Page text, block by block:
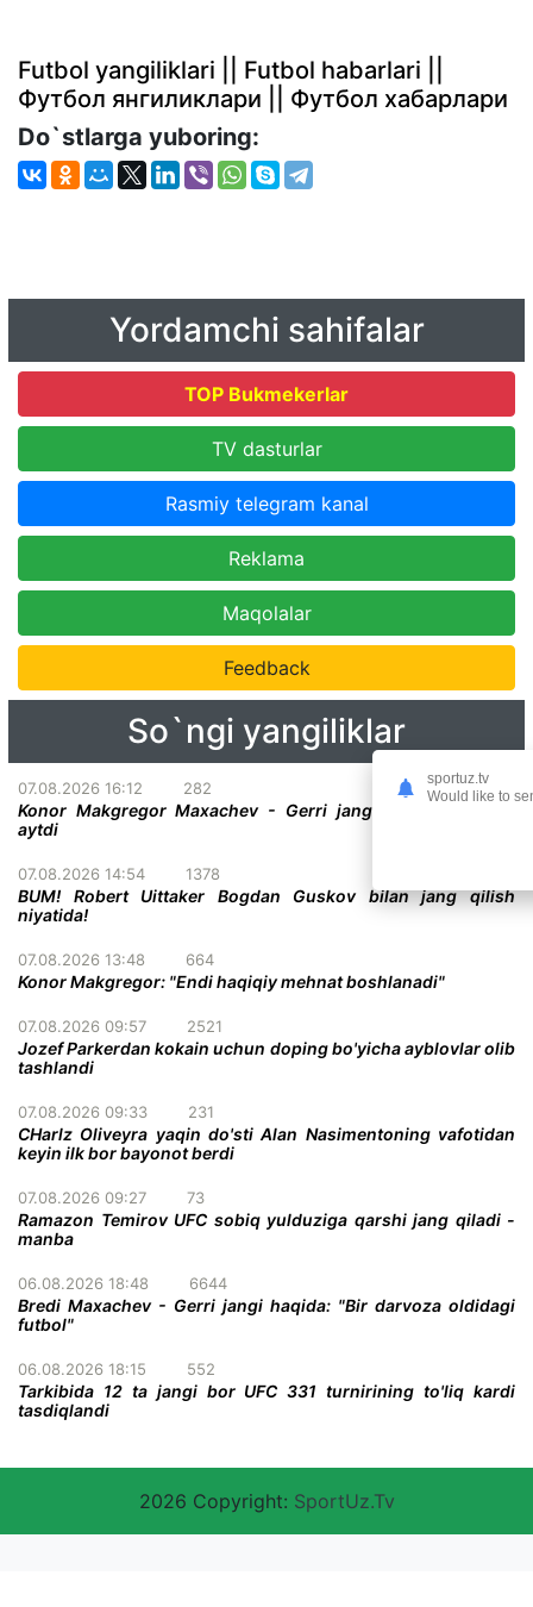
Futbol yangiliklari || Futbol habarlari ||
Футбол янгиликлари || Футбол хабарлари
Do`stlarga yuboring:
Yordamchi sahifalar
TOP Bukmekerlar
TV dasturlar
Rasmiy telegram kanal
Reklama
Maqolalar
Feedback
So`ngi yangiliklar
07.08.2026 16:12 282
Konor Makgregor Maxachev - Gerri jangiga o'z taxminini
aytdi
07.08.2026 14:54 1378
BUM! Robert Uittaker Bogdan Guskov bilan jang qilish
niyatida!
07.08.2026 13:48 664
Konor Makgregor: "Endi haqiqiy mehnat boshlanadi"
07.08.2026 09:57 2521
Jozef Parkerdan kokain uchun doping bo'yicha ayblovlar olib
tashlandi
07.08.2026 09:33 231
CHarlz Oliveyra yaqin do'sti Alan Nasimentoning vafotidan
keyin ilk bor bayonot berdi
07.08.2026 09:27 73
Ramazon Temirov UFC sobiq yulduziga qarshi jang qiladi -
manba
06.08.2026 18:48 6644
Bredi Maxachev - Gerri jangi haqida: "Bir darvoza oldidagi
futbol"
06.08.2026 18:15 552
Tarkibida 12 ta jangi bor UFC 331 turnirining to'liq kardi
tasdiqlandi
2026 Copyright: SportUz.Tv
sportuz.tv
Would like to